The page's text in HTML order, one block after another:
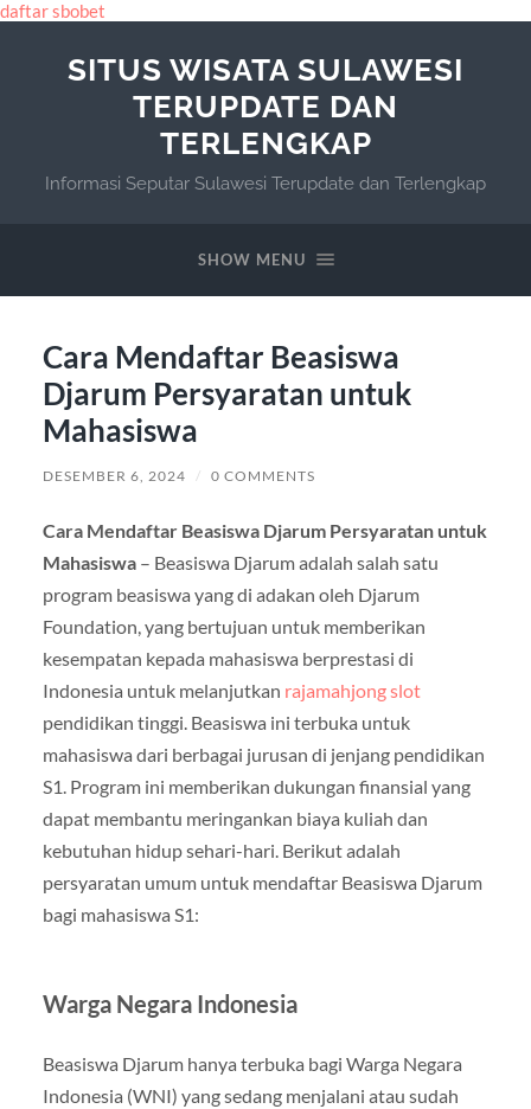
daftar sbobet
SITUS WISATA SULAWESI
TERUPDATE DAN
TERLENGKAP
Informasi Seputar Sulawesi Terupdate dan Terlengkap
SHOW MENU
Cara Mendaftar Beasiswa
Djarum Persyaratan untuk
Mahasiswa
DESEMBER 6, 2024 / 0 COMMENTS
Cara Mendaftar Beasiswa Djarum Persyaratan untuk
Mahasiswa– Beasiswa Djarum adalah salah satu
program beasiswa yang di adakan oleh Djarum
Foundation, yang bertujuan untuk memberikan
kesempatan kepada mahasiswa berprestasi di
Indonesia untuk melanjutkan rajamahjong slot
pendidikan tinggi. Beasiswa ini terbuka untuk
mahasiswa dari berbagai jurusan di jenjang pendidikan
S1. Program ini memberikan dukungan finansial yang
dapat membantu meringankan biaya kuliah dan
kebutuhan hidup sehari-hari. Berikut adalah
persyaratan umum untuk mendaftar Beasiswa Djarum
bagi mahasiswa S1:
Warga Negara Indonesia
Beasiswa Djarum hanya terbuka bagi Warga Negara
Indonesia (WNI) yang sedang menjalani atau sudah